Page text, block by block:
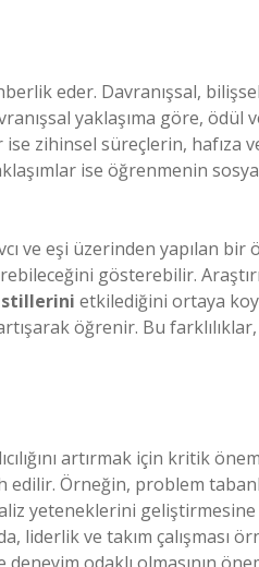
eder. Davranışsal,
yaklaşıma göre, ödül
zihinsel süreçlerin, hafıza
ise öğrenmenin
ve eşi üzerinden yapılan bir
gösterebilir.
stillerini etkilediğini ortaya
öğrenir. Bu
artırmak için kritik
Örneğin, problem
yeteneklerini
liderlik ve takım çalışması